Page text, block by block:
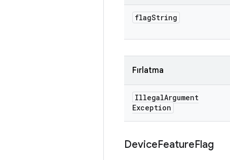
flagString
Fırlatma
IllegalArgument
Exception
DeviceFeatureFlag